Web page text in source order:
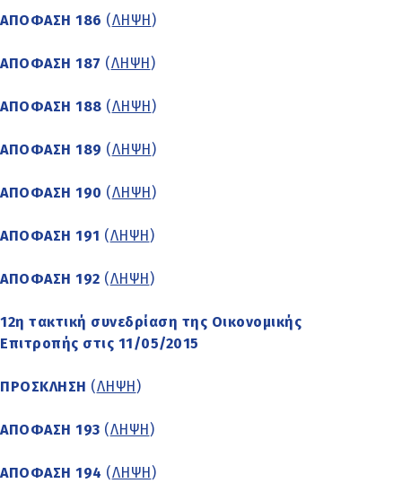
ΑΠΟΦΑΣΗ 186 (ΛΗΨΗ )
ΑΠΟΦΑΣΗ 187 (ΛΗΨΗ )
ΑΠΟΦΑΣΗ 188 (ΛΗΨΗ )
ΑΠΟΦΑΣΗ 189 (ΛΗΨΗ )
ΑΠΟΦΑΣΗ 190 (ΛΗΨΗ )
ΑΠΟΦΑΣΗ 191 (ΛΗΨΗ )
ΑΠΟΦΑΣΗ 192 (ΛΗΨΗ )
12η τακτική συνεδρίαση της Οικονομικής
Επιτροπής στις 11/05/2015
ΠΡΟΣΚΛΗΣΗ (ΛΗΨΗ )
ΑΠΟΦΑΣΗ 193 (ΛΗΨΗ )
ΑΠΟΦΑΣΗ 194 (ΛΗΨΗ )